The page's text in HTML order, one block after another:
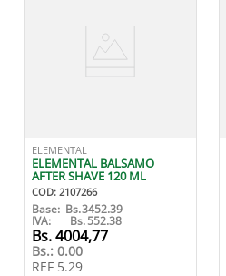
ELEMENTAL
ELEMENTAL BALSAMO
AFTER SHAVE 120 ML
COD: 2107266
Base: Bs.3452.39
IVA: Bs.552.38
4004,77
Bs.: 0.00
REF 5.29